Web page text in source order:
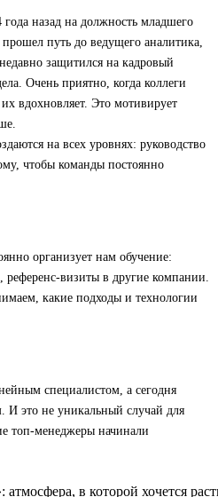
назад на должность младшего
путь до ведущего аналитика,
защитился на кадровый
Очень приятно, когда коллеги
вдохновляет. Это мотивирует
на всех уровнях: руководство
чтобы команды постоянно
организует нам обучение:
визиты в другие компании.
какие подходы и технологии
специалистом, а сегодня
И это не уникальный случай для
топ-менеджеры начинали